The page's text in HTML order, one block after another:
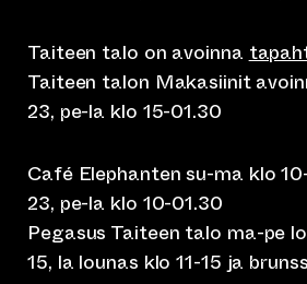
Taiteen talo on avoinna
Taiteen talon Makasiinit
23, pe-la klo 15-01.30
Café Elephanten su-ma klo
23, pe-la klo 10-01.30
Pegasus Taiteen talo ma-pe
15, la lounas klo 11-15 ja